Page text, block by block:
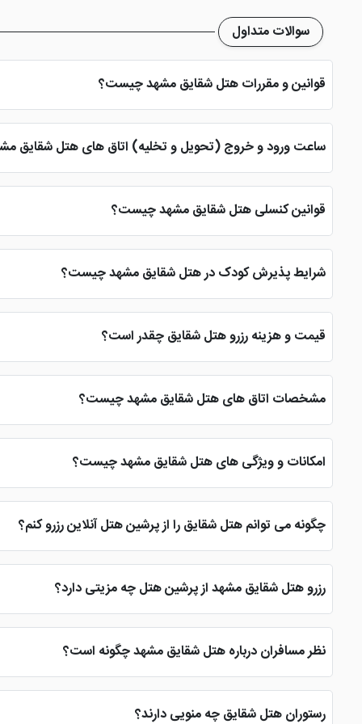
سوالات متداول
قوانین و مقررات هتل شقایق مشهد چیست؟
هتل شقایق مشهد مانند هر هتل دیگری قوانین خاص خود را دارد
ساعت ورود و خروج (تحویل و تخلیه) اتاق های هتل شقایق
ساعت ورود به اتاق هتل شقایق مشهد 14 عصر و ساعت خروج از هتل 12 ظهر می باشد که این ساعت ورود و خروج در تمامی هتل های ایران و جهان یکسان است.
قوانین کنسلی هتل شقایق مشهد چیست؟
زمانی که مسافر سفر خود را به هر دلیلی کنسل کند، سایت رزرو کننده یا خود هتل حق دارد هزینه 1 شب اقامت تا 72 ساعت قبل ورود را از
شرایط پذیرش کودک در هتل شقایق مشهد چیست؟
هتل شقایق کودکان زیر 4 سال را به صورت رایگان، و بالای 4 تا 6 سال را به صورت نیم بهاء و بالای 7 سال را به صورت یک فرد بزرگسال در پذیرش محاسبه می کند.
قیمت و هزینه رزرو هتل شقایق چقدر است؟
هزینه رزرو هتل شقایق در ایام پیک و معمولی دستخوش تغییرات
مشخصات اتاق های هتل شقایق مشهد چیست؟
مشخصات اتاق های این هتل شامل اتاق های 2 تخته، 3 تخته و 4 تخته است که امکاناتی همچون اینترنت، یخچال، تلویزیون، سشوار و حمام در دسترس می باشد.
امکانات و ویژگی های هتل شقایق مشهد چیست؟
هتل شقایق هیچ امکانات و ویژگی خاصی ندارد.
چگونه می توانم هتل شقایق را از پرشین هتل آنلاین رزرو کنم؟
رزرو هتل از سایت پرشین هتل بسیار آسان است، کافیست وارد سایت
رزرو هتل شقایق مشهد از پرشین هتل چه مزیتی دارد؟
دست هم داده تا سایت پرشین هتل، یک سایت محبوب برای زائران
نظر مسافران درباره هتل شقایق مشهد چگونه است؟
هتل شقایق یک هتل یک ستاره است که نباید توقع امکانات زیادی
رستوران هتل شقایق چه منویی دارند؟